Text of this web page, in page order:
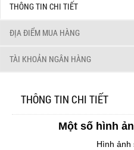
THÔNG TIN CHI TIẾT
ĐỊA ĐIỂM MUA HÀNG
TÀI KHOẢN NGÂN HÀNG
THÔNG TIN CHI TIẾT
Một số hình
Hình ảnh